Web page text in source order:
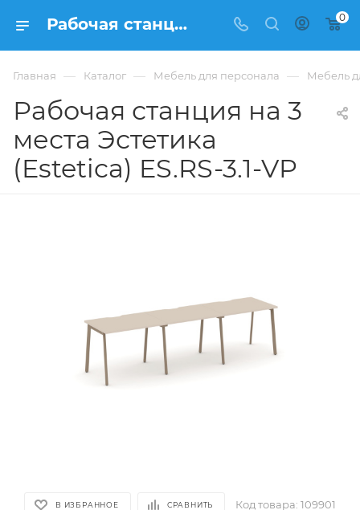
Рабочая станция на 3 места Эстетика (Estetica) ES.RS-3.1-VP купить в Москве, цена 53 341 ₽. - интернет-магазин ФРАНКОМ 0
Главная — Каталог — Мебель для персонала — Мебель
Рабочая станция на 3
места Эстетика
(Estetica) ES.RS-3.1-VP
В ИЗБРАННОЕ СРАВНИТЬ Код товара: 109901